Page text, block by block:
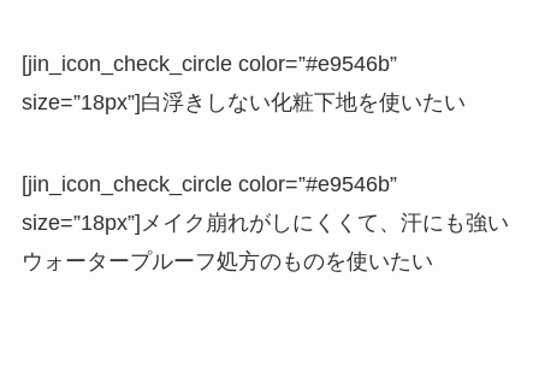
[jin_icon_check_circle color=”#e9546b”
size=”18px”]白浮きしない化粧下地を使いたい
[jin_icon_check_circle color=”#e9546b”
size=”18px”]メイク崩れがしにくくて、汗にも強い
ウォータープルーフ処方のものを使いたい